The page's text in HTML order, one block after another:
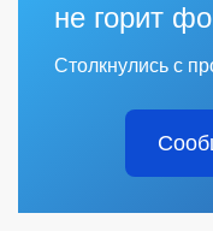
не горит
Столкнулись с